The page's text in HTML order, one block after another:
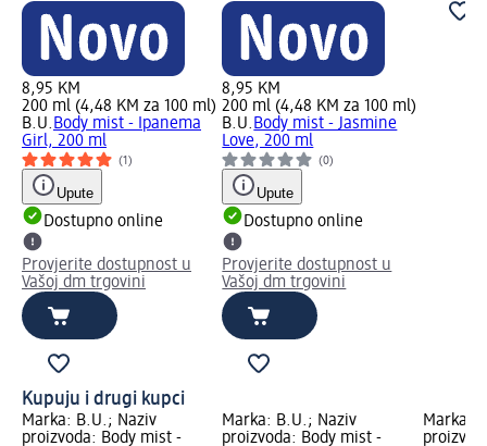
8,95 KM
200 ml (4,48 KM za 100 ml)
B.U. Body mist - Ipanema
Girl, 200 ml
(1)
Upute
Dostupno online
Provjerite dostupnost u
Vašoj dm trgovini
8,95 KM
200 ml (4,48 KM za 100 ml)
B.U. Body mist - Jasmine
Love, 200 ml
(0)
Upute
Dostupno online
Provjerite dostupnost u
Vašoj dm trgovini
Kupuju i drugi kupci
Marka: B.U.; Naziv
proizvoda: Body mist -
Marka: B.U.; Naziv
proizvoda: Body mist -
Marka: